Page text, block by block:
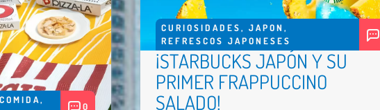
COMIDA,
0
CURIOSIDADES, JAPON ,
REFRESCOS JAPONESES
¡STARBUCKS JAPÓN Y SU
PRIMER FRAPPUCCINO
SALADO!